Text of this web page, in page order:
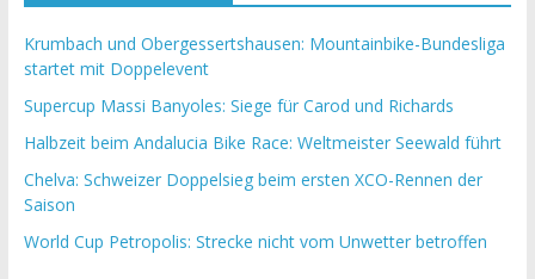
Krumbach und Obergessertshausen: Mountainbike-Bundesliga
startet mit Doppelevent
Supercup Massi Banyoles: Siege für Carod und Richards
Halbzeit beim Andalucia Bike Race: Weltmeister Seewald führt
Chelva: Schweizer Doppelsieg beim ersten XCO-Rennen der
Saison
World Cup Petropolis: Strecke nicht vom Unwetter betroffen